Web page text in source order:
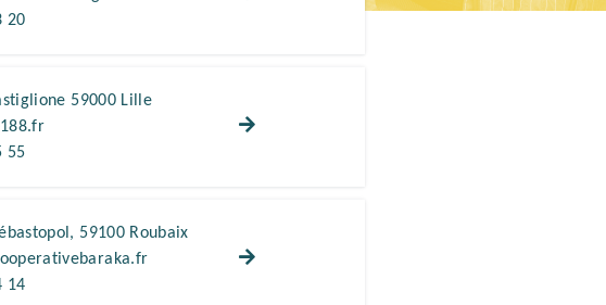
20
59000 Lille
55
59100 Roubaix
14